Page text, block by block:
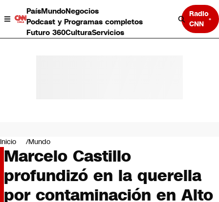
PaísMundoNegocios
Podcast y Programas completos
Futuro 360CulturaServicios
Radio
CNN
Negocios
Deportes
Programas completos
Cultura
Servicios
Bits
Inicio Mundo
Marcelo Castillo
profundizó en la querella
por contaminación en Alto